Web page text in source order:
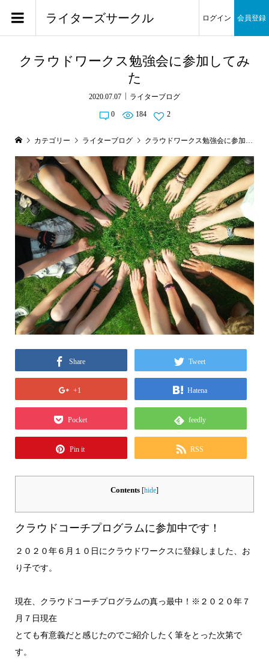
ライターズサークル ログイン 会員登録
クラウドワークス勉強会に参加してみ
た
2020.07.07 ライターブログ
0 184 2
カテゴリー ライターブログ クラウドワークス勉強会に参加してみた
Share Tweet
+1 Hatena
Pocket feedly
Pin it RSS
Contents [hide]
クラウドコーチプログラムに参加中です！
２０２０年６月１０日にクラウドワークスに登録しました、お
り子です。
現在、クラウドコーチプログラムの真っ最中！※２０２０年７
月７日現在
とても有意義だと感じたのでご紹介したく筆をとった次第で
す。